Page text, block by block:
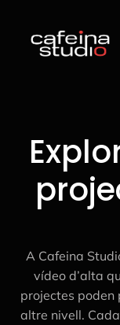
A Cafeina
vídeo d’alta
projectes
altre nivell.